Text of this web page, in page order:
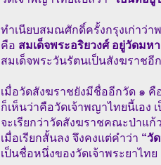
ทำเนียบสมณศักดิ์ครั้งกรุงเก่าว่า
คือ สมเด็จพระอริยวงศ์ อยู่วัดมห
สมเด็จพระวันรัตนเป็นสังฆราชอี
เมื่อวัดสังฆราชยังมีชื่ออีกวัด ๑ คื
ก็เห็นว่าคือวัดเจ้าพญาไทยนี้เอง
จะเรียกว่าวัดสังฆราชคณะป่าแก้
เมื่อเรียกสั้นลง จึงคงแต่คำว่า “วั
เป็นชื่อหนึ่งของวัดเจ้าพระยาไทย